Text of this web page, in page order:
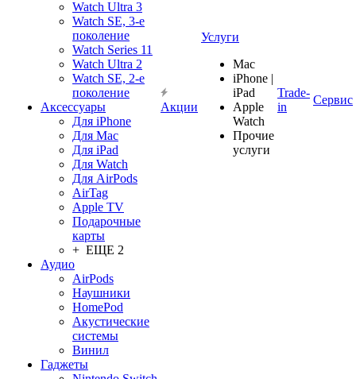
Watch Ultra 3
Watch SE, 3-е
поколение
Watch Series 11
Watch Ultra 2
Watch SE, 2-е
поколение
Аксессуары
Для iPhone
Для Mac
Для iPad
Для Watch
Для AirPods
AirTag
Apple TV
Подарочные
карты
+ ЕЩЕ 2
Аудио
AirPods
Наушники
HomePod
Акустические
системы
Винил
Гаджеты
Акции
Услуги
Mac
iPhone |
iPad
Apple
Watch
Прочие
услуги
Trade-
in
Сервис